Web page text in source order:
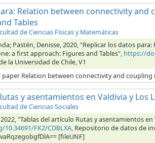
Relation between connectivity
Tables
de Ciencias Físicas y Matemáticas
Pastén, Denisse, 2020, "Replicar los datos
a first approach: Figures and Tables", https://
la Universidad de Chile, V1
paper Relation between connectivity and
y asentamientos en Valdivia y Los
de Ciencias Sociales
"Tablas del artículo Rutas y asentamientos
FK2/CDBLXA, Repositorio de datos de
[fileUNF]